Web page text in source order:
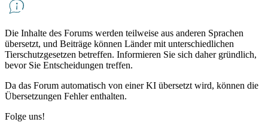
Die Inhalte des Forums werden teilweise aus anderen Sprachen
übersetzt, und Beiträge können Länder mit unterschiedlichen
Tierschutzgesetzen betreffen. Informieren Sie sich daher gründlich,
bevor Sie Entscheidungen treffen.
Da das Forum automatisch von einer KI übersetzt wird, können die
Übersetzungen Fehler enthalten.
Folge uns!